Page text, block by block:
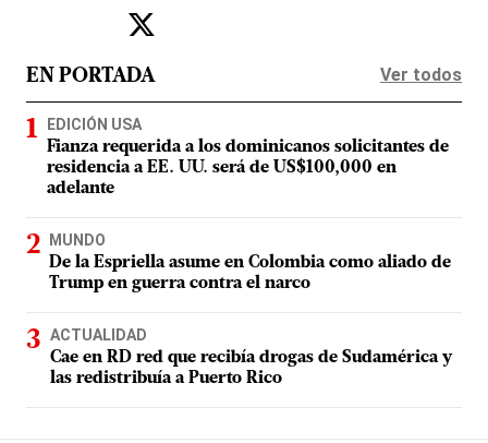
EN PORTADA Ver todos
EDICIÓN USA
Fianza requerida a los dominicanos solicitantes de
residencia a EE. UU. será de US$100,000 en
adelante
MUNDO
De la Espriella asume en Colombia como aliado de
Trump en guerra contra el narco
ACTUALIDAD
Cae en RD red que recibía drogas de Sudamérica y
las redistribuía a Puerto Rico